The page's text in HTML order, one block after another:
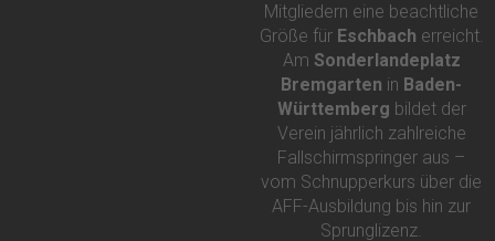
Mitgliedern eine beachtliche
Größe für Eschbach erreicht.
Am Sonderlandeplatz
Bremgarten in Baden-
Württemberg bildet der
Verein jährlich zahlreiche
Fallschirmspringer aus –
vom Schnupperkurs über die
AFF-Ausbildung bis hin zur
Sprunglizenz.